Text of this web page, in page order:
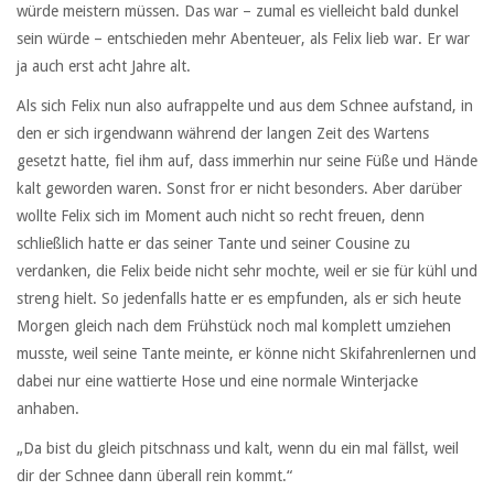
würde meistern müssen. Das war – zumal es vielleicht bald dunkel
sein würde – entschieden mehr Abenteuer, als Felix lieb war. Er war
ja auch erst acht Jahre alt.
Als sich Felix nun also aufrappelte und aus dem Schnee aufstand, in
den er sich irgendwann während der langen Zeit des Wartens
gesetzt hatte, fiel ihm auf, dass immerhin nur seine Füße und Hände
kalt geworden waren. Sonst fror er nicht besonders. Aber darüber
wollte Felix sich im Moment auch nicht so recht freuen, denn
schließlich hatte er das seiner Tante und seiner Cousine zu
verdanken, die Felix beide nicht sehr mochte, weil er sie für kühl und
streng hielt. So jedenfalls hatte er es empfunden, als er sich heute
Morgen gleich nach dem Frühstück noch mal komplett umziehen
musste, weil seine Tante meinte, er könne nicht Skifahrenlernen und
dabei nur eine wattierte Hose und eine normale Winterjacke
anhaben.
„Da bist du gleich pitschnass und kalt, wenn du ein mal fällst, weil
dir der Schnee dann überall rein kommt.“